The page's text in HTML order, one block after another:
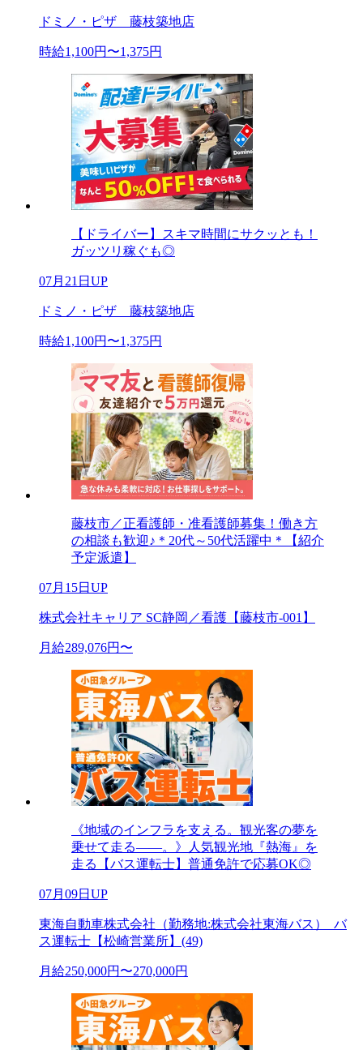
ドミノ・ピザ 藤枝築地店
時給1,100円〜1,375円
【ドライバー】スキマ時間にサクッとも！
ガッツリ稼ぐも◎
07月21日UP
ドミノ・ピザ 藤枝築地店
時給1,100円〜1,375円
藤枝市／正看護師・准看護師募集！働き方
の相談も歓迎♪＊20代～50代活躍中＊【紹介
予定派遣】
07月15日UP
株式会社キャリア SC静岡／看護【藤枝市-001】
月給289,076円〜
《地域のインフラを支える。観光客の夢を
乗せて走る――。》人気観光地『熱海』を
走る【バス運転士】普通免許で応募OK◎
07月09日UP
東海自動車株式会社（勤務地:株式会社東海バス）_バ
ス運転士【松崎営業所】(49)
月給250,000円〜270,000円